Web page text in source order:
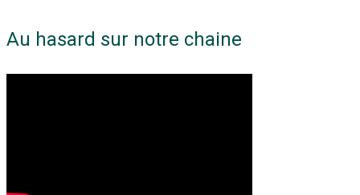
Au hasard sur notre chaine